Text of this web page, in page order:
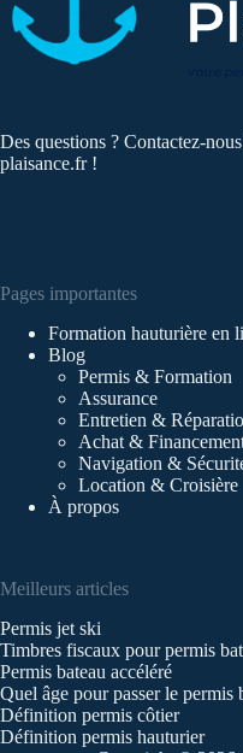
Des questions ? Contactez-
plaisance.fr!
Pages importantes
Formation hauturière en
Blog
Permis & Formation
Assurance
Entretien &
Achat &
Navigation &
Location & Croisière
À propos
Meilleurs articles
Permis jet ski
Timbres fiscaux pour permis
Permis bateau accéléré
Quel âge pour passer le permis
Définition permis côtier
Définition permis hauturier